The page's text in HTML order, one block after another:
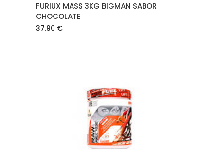
FURIUX MASS 3KG BIGMAN SABOR
CHOCOLATE
37.90 €
AÑADIR AL CARRITO